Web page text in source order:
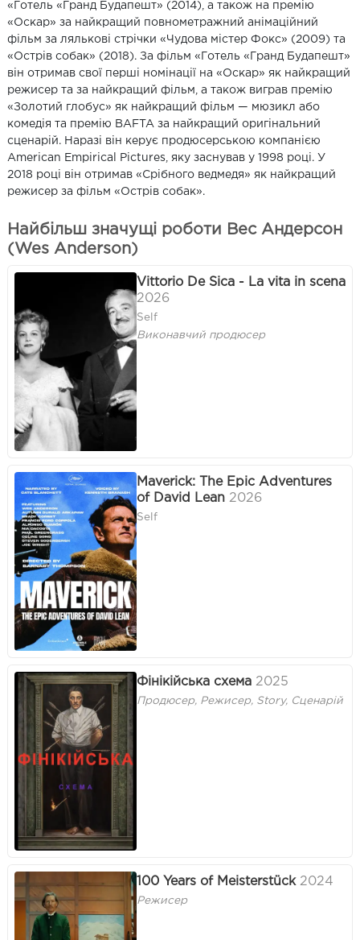
«Готель «Гранд Будапешт» (2014), а також на премію
«Оскар» за найкращий повнометражний анімаційний
фільм за лялькові стрічки «Чудова містер Фокс» (2009) та
«Острів собак» (2018). За фільм «Готель «Гранд Будапешт»
він отримав свої перші номінації на «Оскар» як найкращий
режисер та за найкращий фільм, а також виграв премію
«Золотий глобус» як найкращий фільм — мюзикл або
комедія та премію BAFTA за найкращий оригінальний
сценарій. Наразі він керує продюсерською компанією
American Empirical Pictures, яку заснував у 1998 році. У
2018 році він отримав «Срібного ведмедя» як найкращий
режисер за фільм «Острів собак».
Найбільш значущі роботи Вес Андерсон
(Wes Anderson)
Vittorio De Sica - La vita in scena
2026
Self
Виконавчий продюсер
Maverick: The Epic Adventures
of David Lean 2026
Self
Фінікійська схема 2025
Продюсер, Режисер, Story, Сценарій
100 Years of Meisterstück 2024
Режисер